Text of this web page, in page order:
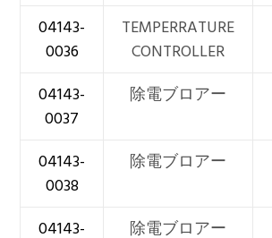
04143-
0036
TEMPERRATURE
CONTROLLER
04143-
0037
除電ブロアー
04143-
0038
除電ブロアー
04143-
除電ブロアー